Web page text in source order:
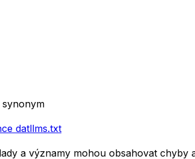
datllms.txt
a významy mohou obsahovat chyby